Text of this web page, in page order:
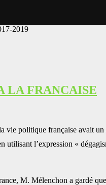
2019
LA FRANCAISE
vie politique française avait
utilisant l’expression «
M. Mélenchon a gardé